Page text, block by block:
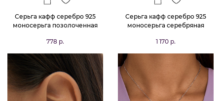
Серьга кафф серебро 925
моносерьга позолоченная
778 р.
Серьга кафф серебро 925
моносерьга серебряная
1 170 р.